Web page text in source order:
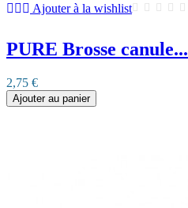
Ajouter à la wishlist
PURE Brosse canule...
2,75 €
Ajouter au panier